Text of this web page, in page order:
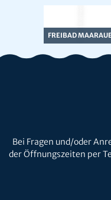
© Team Brennweite
FREIBAD MAARAUE
Bei Fragen und/oder
der Öffnungszeiten per